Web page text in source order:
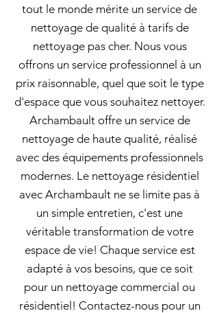
tout le monde mérite un service de
nettoyage de qualité à tarifs de
nettoyage pas cher. Nous vous
offrons un service professionnel à un
prix raisonnable, quel que soit le type
d'espace que vous souhaitez nettoyer.
Archambault offre un service de
nettoyage de haute qualité, réalisé
avec des équipements professionnels
modernes. Le nettoyage résidentiel
avec Archambault ne se limite pas à
un simple entretien, c'est une
véritable transformation de votre
espace de vie! Chaque service est
adapté à vos besoins, que ce soit
pour un nettoyage commercial ou
résidentiel! Contactez-nous pour un